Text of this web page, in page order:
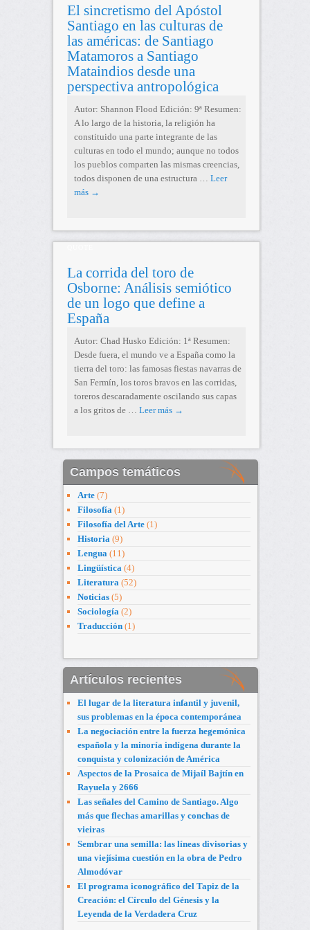
El sincretismo del Apóstol
Santiago en las culturas de
las américas: de Santiago
Matamoros a Santiago
Mataindios desde una
perspectiva antropológica
Autor: Shannon Flood Edición: 9ª Resumen:
A lo largo de la historia, la religión ha
constituido una parte integrante de las
culturas en todo el mundo; aunque no todos
los pueblos comparten las mismas creencias,
todos disponen de una estructura … Leer
más →
La corrida del toro de
Osborne: Análisis semiótico
de un logo que define a
España
Autor: Chad Husko Edición: 1ª Resumen:
Desde fuera, el mundo ve a España como la
tierra del toro: las famosas fiestas navarras de
San Fermín, los toros bravos en las corridas,
toreros descaradamente oscilando sus capas
a los gritos de … Leer más →
Campos temáticos
Arte(7)
Filosofía(1)
Filosofía del Arte(1)
Historia(9)
Lengua(11)
Lingüística(4)
Literatura(52)
Noticias(5)
Sociología(2)
Traducción(1)
Artículos recientes
El lugar de la literatura infantil y juvenil,
sus problemas en la época contemporánea
La negociación entre la fuerza hegemónica
española y la minoría indígena durante la
conquista y colonización de América
Aspectos de la Prosaica de Mijaíl Bajtín en
Rayuela y 2666
Las señales del Camino de Santiago. Algo
más que flechas amarillas y conchas de
vieiras
Sembrar una semilla: las líneas divisorias y
una viejísima cuestión en la obra de Pedro
Almodóvar
El programa iconográfico del Tapiz de la
Creación: el Círculo del Génesis y la
Leyenda de la Verdadera Cruz